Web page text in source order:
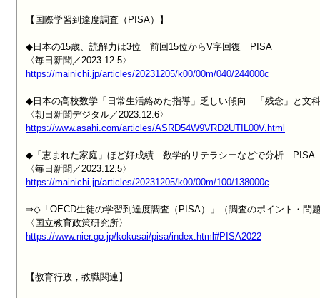
【国際学習到達度調査（PISA）】
◆日本の15歳、読解力は3位　前回15位からV字回復　PISA
https://mainichi.jp/articles/20231205/k00/00m/040/244000c
◆日本の高校数学「日常生活絡めた指導」乏しい傾向　「残念」と文
https://www.asahi.com/articles/ASRD54W9VRD2UTIL00V.html
◆「恵まれた家庭」ほど好成績　数学的リテラシーなどで分析　PISA
https://mainichi.jp/articles/20231205/k00/00m/100/138000c
⇒◇「OECD生徒の学習到達度調査（PISA）」（調査のポイント・問
https://www.nier.go.jp/kokusai/pisa/index.html#PISA2022
【教育行政，教職関連】